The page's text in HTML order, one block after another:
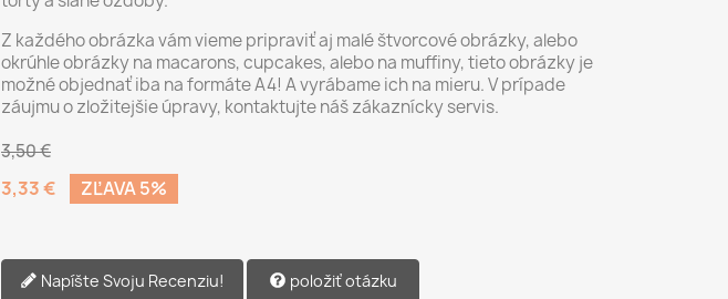
Z každého obrázka vám vieme pripraviť aj malé štvorcové obrázky, alebo
okrúhle obrázky na macarons, cupcakes, alebo na muffiny, tieto obrázky je
možné objednať iba na formáte A4! A vyrábame ich na mieru. V prípade
záujmu o zložitejšie úpravy, kontaktujte náš zákaznícky servis.
3,50 €
3,33 € ZĽAVA 5%
Napíšte Svoju Recenziu! položiť otázku